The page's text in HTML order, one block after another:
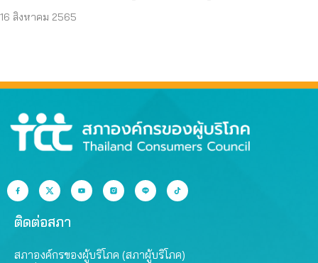
16 สิงหาคม 2565
ติดต่อสภา
สภาองค์กรของผู้บริโภค (สภาผู้บริโภค)